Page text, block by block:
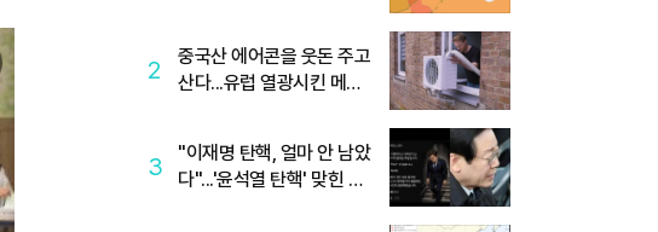
2
중국산 에어콘을 웃돈 주고
산다...유럽 열광시킨 메이
3
"이재명 탄핵, 얼마 안 남았
다"...'윤석열 탄핵' 맞힌 무